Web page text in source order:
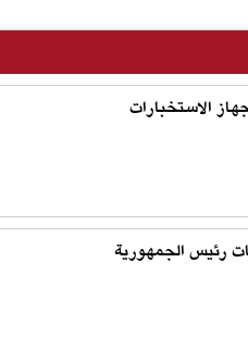
الاستخبارات
رئيس الجمهورية